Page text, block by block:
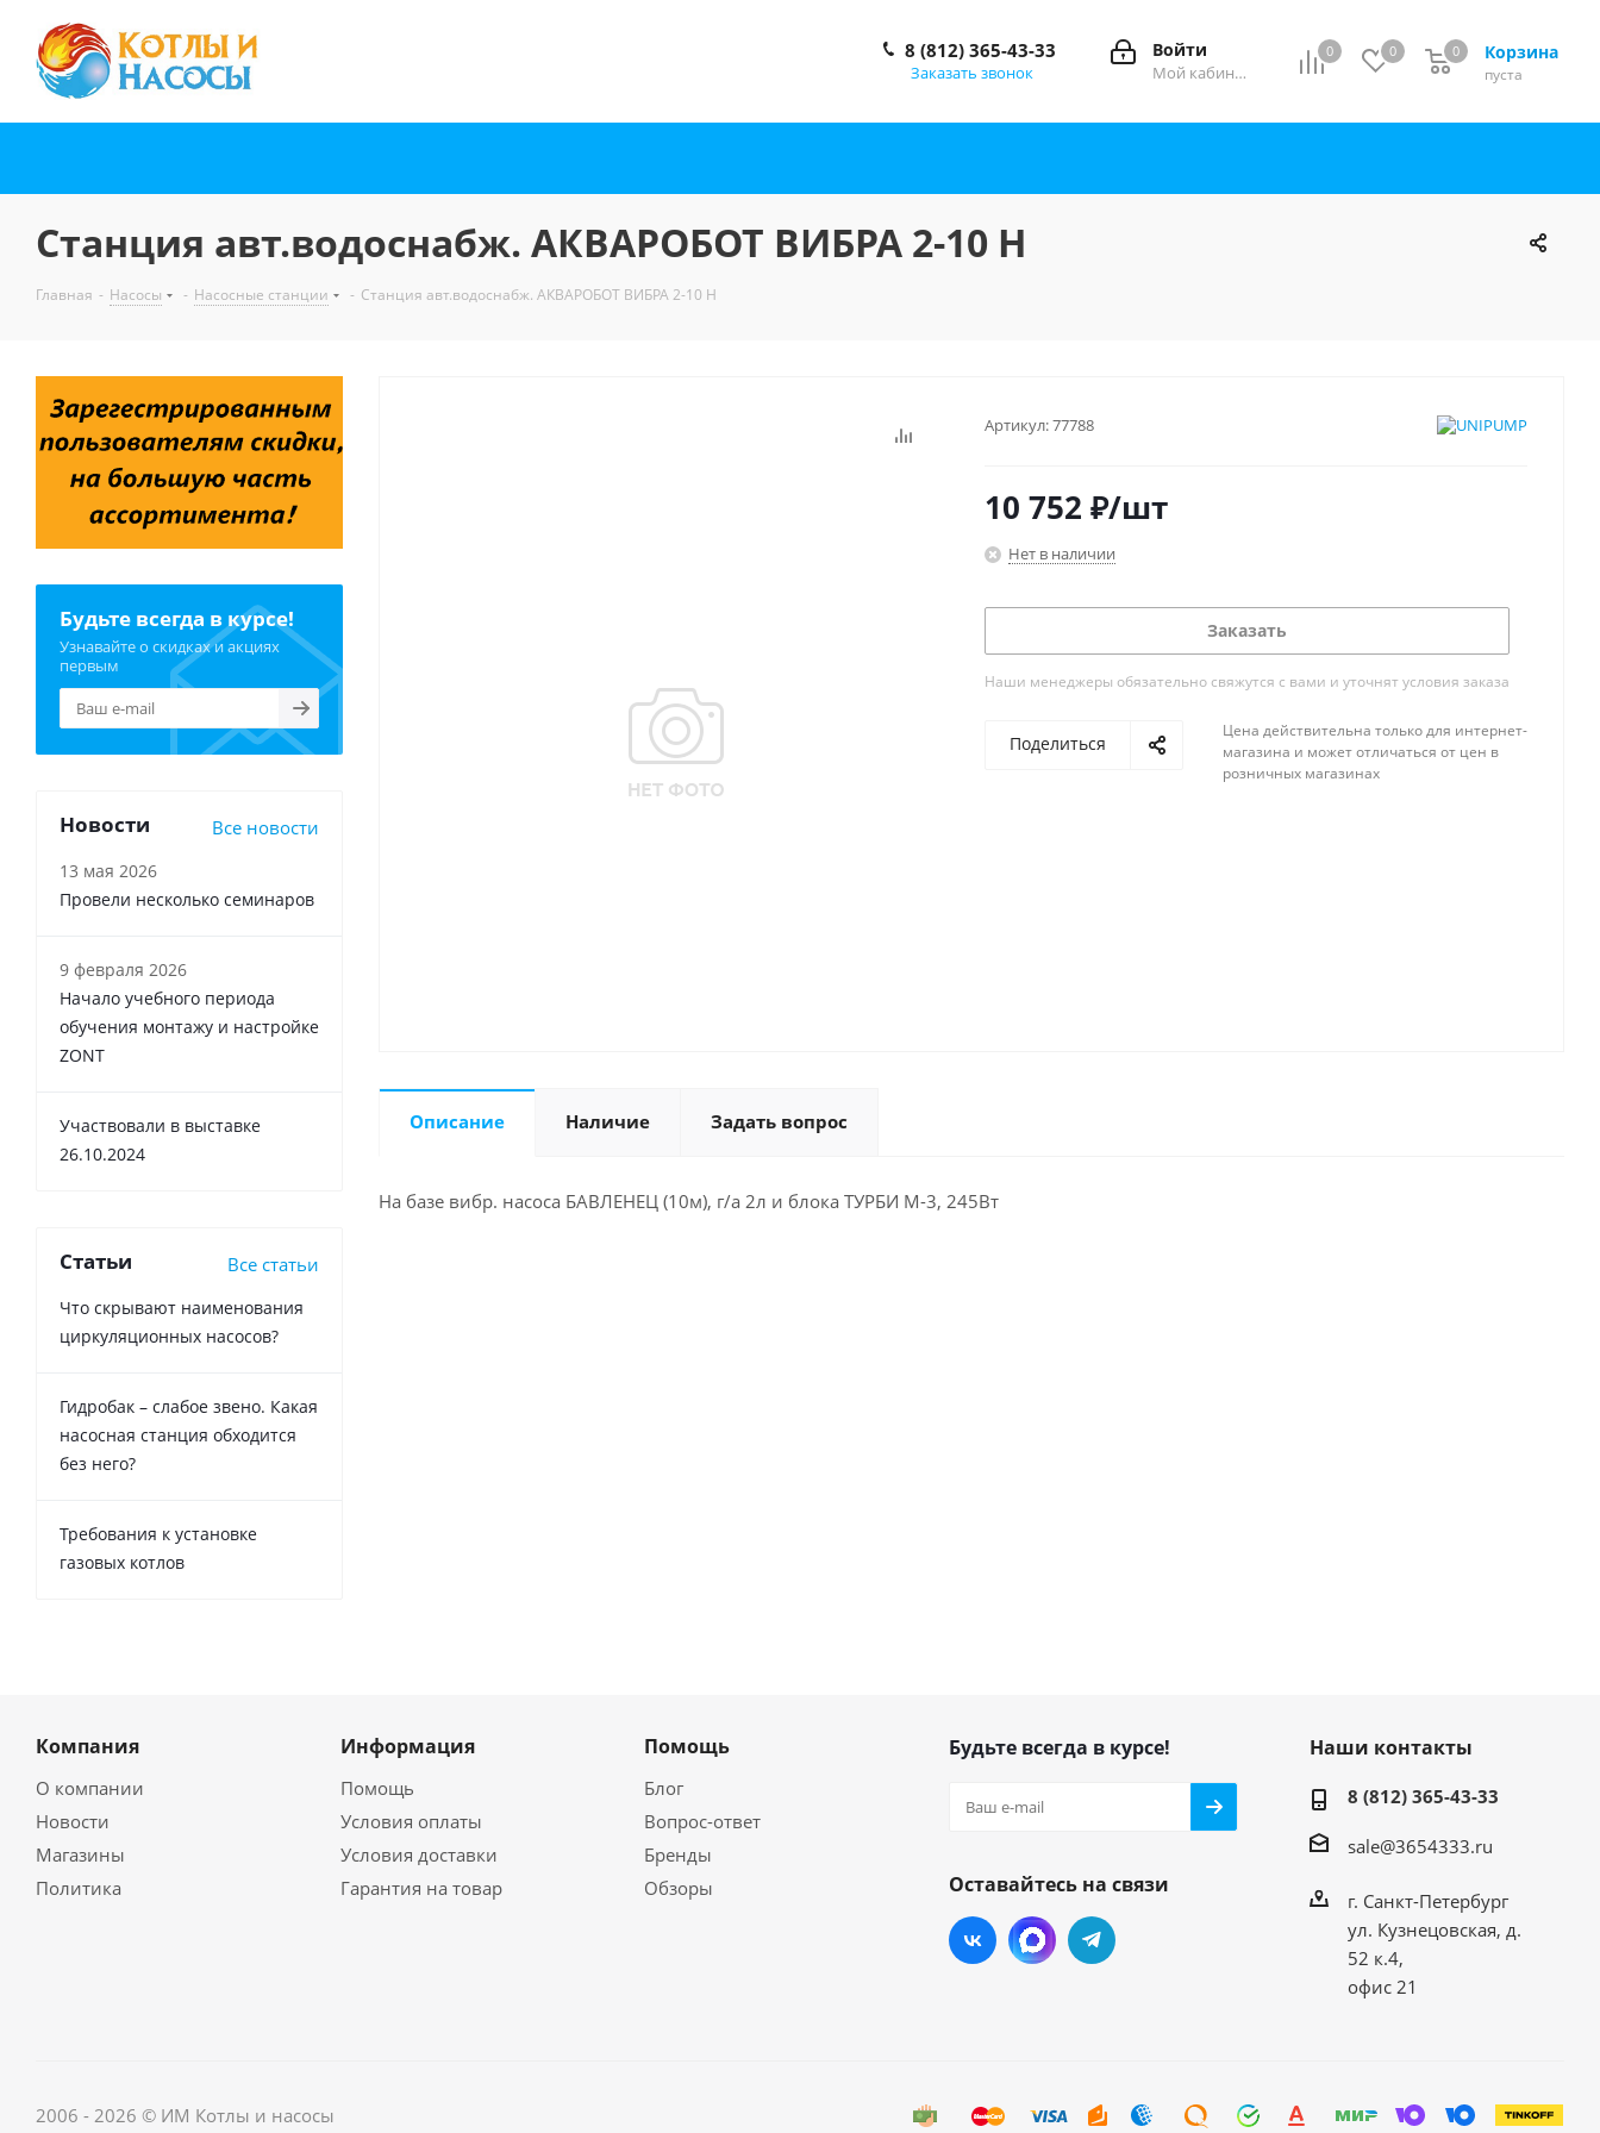
0 0 Корзина
0
пуста
0
Войти
Мой кабинет
8 (812) 365-43-33
Заказать звонок
Станция авт.водоснабж. АКВАРОБОТ ВИБРА 2-10 Н
Главная - Насосы - Насосные станции - Станция авт.водоснабж. АКВАРОБОТ ВИБРА 2-10 Н
Артикул:77788
10 752 ₽/шт
Нет в наличии
Заказать
Наши менеджеры обязательно свяжутся с вами и уточнят условия заказа
Поделиться
Цена действительна только для интернет-
магазина и может отличаться от цен в
розничных магазинах
Описание Наличие Задать вопрос
На базе вибр. насоса БАВЛЕНЕЦ (10м), г/а 2л и блока ТУРБИ М-3, 245Вт
Будьте всегда в курсе!
Узнавайте о скидках и акциях
первым
Новости Все новости
13 мая 2026
Провели несколько семинаров
9 февраля 2026
Начало учебного периода
обучения монтажу и настройке
ZONT
Участвовали в выставке
26.10.2024
Статьи Все статьи
Что скрывают наименования
циркуляционных насосов?
Гидробак – слабое звено. Какая
насосная станция обходится
без него?
Требования к установке
газовых котлов
Компания
О компании
Новости
Магазины
Политика
Информация
Помощь
Условия оплаты
Условия доставки
Гарантия на товар
Помощь
Блог
Вопрос-ответ
Бренды
Обзоры
Будьте всегда в курсе!
Оставайтесь на связи
Наши контакты
8 (812) 365-43-33
sale@3654333.ru
г. Санкт-Петербург
ул. Кузнецовская, д.
52 к.4,
офис 21
2006 - 2026 © ИМ Котлы и насосы